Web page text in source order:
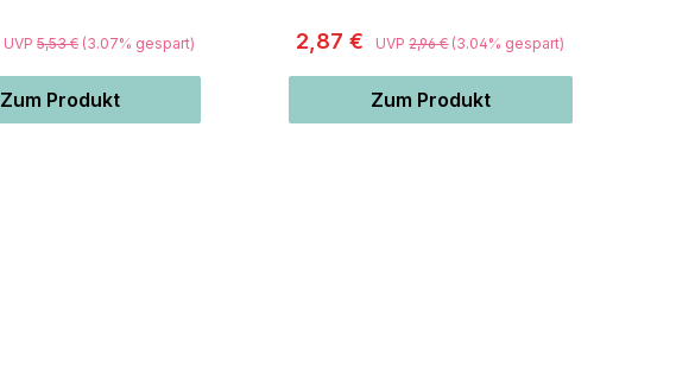
UVP5,53 € (3.07% gespart)
Zum Produkt
2,87 € UVP2,96 € (3.04% gespart)
Zum Produkt